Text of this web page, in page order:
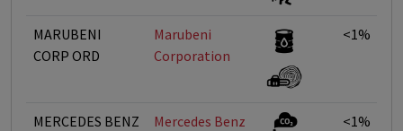
MARUBENI
CORP ORD
Marubeni
Corporation
<1%
MERCEDES BENZ
Mercedes Benz
<1%